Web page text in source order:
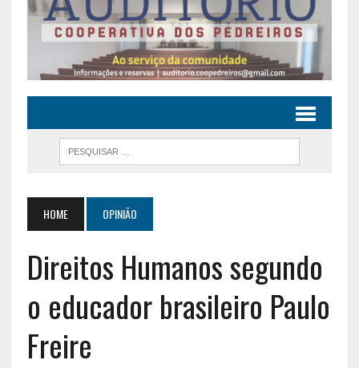
HOME OPINIÃO
Direitos Humanos segundo
o educador brasileiro Paulo
Freire